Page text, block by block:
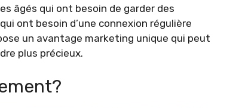
âgés qui ont besoin de garder des
ont besoin d’une connexion régulière
un avantage marketing unique qui peut
plus précieux.